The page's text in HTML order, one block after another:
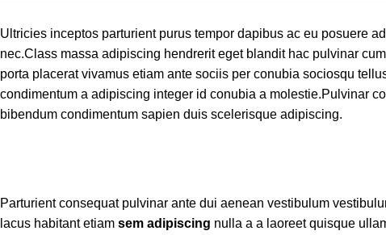
Ultricies inceptos parturient purus tempor dapibus ac eu posuere
nec.Class massa adipiscing hendrerit eget blandit hac pulvinar
porta placerat vivamus etiam ante sociis per conubia sociosqu
condimentum a adipiscing integer id conubia a molestie.Pulvinar
bibendum condimentum sapien duis scelerisque adipiscing.
Parturient consequat pulvinar ante dui aenean vestibulum
lacus habitant etiam sem adipiscing nulla a a laoreet quisque